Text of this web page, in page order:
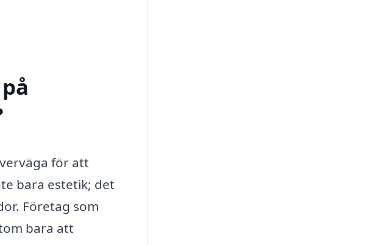
för att
bara estetik; det
Företag som
bara att